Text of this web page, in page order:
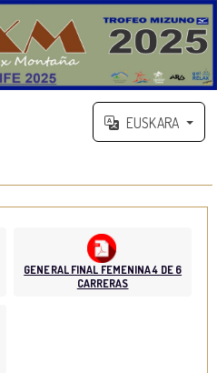
EUSKARA
GENERAL FINAL FEMENINA 4 DE 6
CARRERAS